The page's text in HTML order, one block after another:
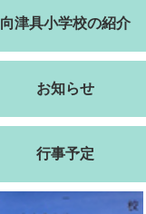
向津具小学校の紹介
お知らせ
行事予定